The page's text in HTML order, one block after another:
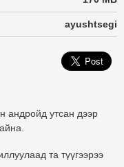
ayushtsegi
андройд утсан дээр
та түүгээрээ